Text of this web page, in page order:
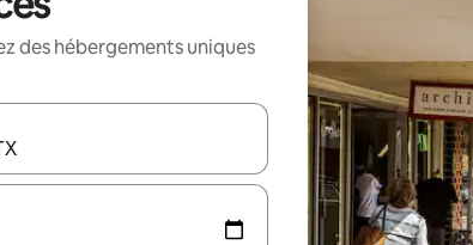
des hébergements uniques
s'affichent, utilisez les flèches vers le haut et vers le bas